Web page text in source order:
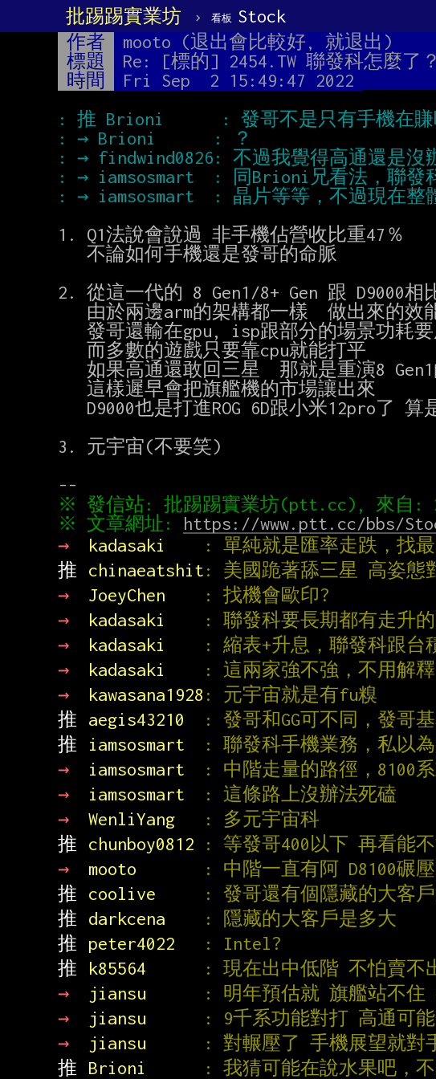
批踢踢實業坊 › 看板 Stock
作者 mooto (退出會比較好, 就退出)
標題
Re: [標的] 2454.TW 聯發科怎麼了？
時間
Fri Sep  2 15:49:47 2022
1. Q1法說會說過 非手機佔營收比重47％
2. 從這一代的 8 Gen1/8+ Gen 跟 D9000相
3. 元宇宙(不要笑)
※ 文章網址: https://www.ptt.cc/bbs/
→
kadasaki : 單純就是匯率走跌，找
推
chinaeatshit: 美國跪著舔三星 高姿態
→
JoeyChen : 找機會歐印?
→
kadasaki : 聯發科要長期都有走升
→
kadasaki : 縮表+升息，聯發科跟台
→
kadasaki : 這兩家強不強，不用解釋
→
kawasana1928 : 元宇宙就是有fu糗
推
aegis43210 : 發哥和GG可不同，發哥
推
iamsosmart : 聯發科手機業務，私以
→
iamsosmart : 中階走量的路徑，8100
→
iamsosmart : 這條路上沒辦法死磕
→
WenliYang : 多元宇宙科
推
chunboy0812 : 等發哥400以下 再看能
→
mooto : 中階一直有阿 D8100碾
推
coolive : 發哥還有個隱藏的大客
推
darkcena : 隱藏的大客戶是多大
推
peter4022 : Intel?
推
k85564 : 現在出中低階 不怕賣不
→
jiansu : 明年預估就 旗艦站不住
→
jiansu : 9千系功能對打 高通可
→
jiansu : 對輾壓了 手機展望就對
推
Brioni : 我猜可能在說水果吧，